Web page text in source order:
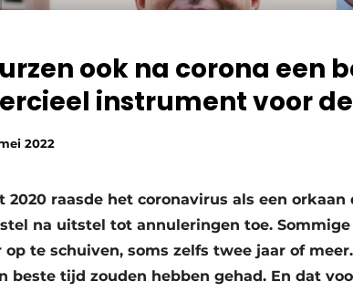
aanmeldenook na corona een
instrument voor
2022
2020 raasde het coronavirus als een
na uitstel tot annuleringen toe.
op te schuiven, soms zelfs twee jaar of
beste tijd zouden hebben gehad. En dat